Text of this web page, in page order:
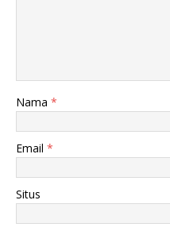
Nama *
Email *
Situs